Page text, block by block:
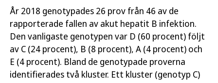
År 2018 genotypades 26 prov från 46 av de
rapporterade fallen av akut hepatit B infektion.
Den vanligaste genotypen var D (60 procent) följt
av C (24 procent), B (8 procent), A (4 procent) och
E (4 procent). Bland de genotypade proverna
identifierades två kluster. Ett kluster (genotyp C)